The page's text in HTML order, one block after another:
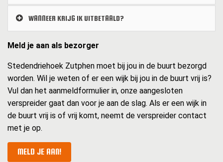
WANNEER KRIJG IK UITBETAALD?
Meld je aan als bezorger
Stedendriehoek Zutphen moet bij jou in de buurt bezorgd
worden. Wil je weten of er een wijk bij jou in de buurt vrij is?
Vul dan het aanmeldformulier in, onze aangesloten
verspreider gaat dan voor je aan de slag. Als er een wijk in
de buurt vrij is of vrij komt, neemt de verspreider contact
met je op.
MELD JE AAN!